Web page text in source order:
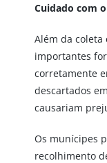
Cuidado com
Além da
importantes
corretamente
descartados
causariam
Os munícipes
recolhimento